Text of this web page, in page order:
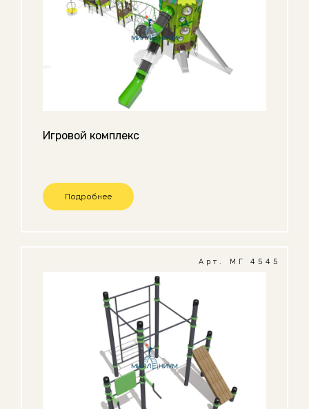
Игровой комплекс
Подробнее
Арт. МГ 4545